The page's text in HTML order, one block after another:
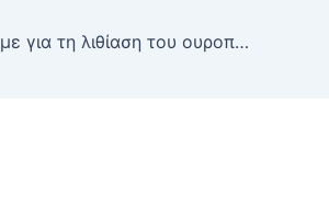
Όλα όσα πρέπει να γνωρίζουμε για τη λιθίαση του ουροποιητικού